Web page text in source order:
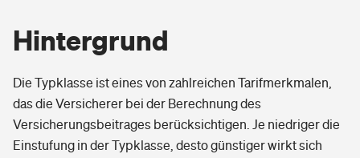
Hintergrund
Die Typklasse ist eines von zahlreichen Tarifmerkmalen,
das die Versicherer bei der Berechnung des
Versicherungsbeitrages berücksichtigen. Je niedriger die
Einstufung in der Typklasse, desto günstiger wirkt sich